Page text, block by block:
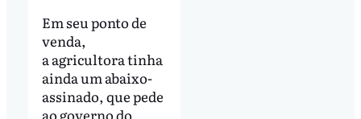
Em seu ponto de
venda,
a agricultora tinha
ainda um abaixo-
assinado, que pede
ao governo do